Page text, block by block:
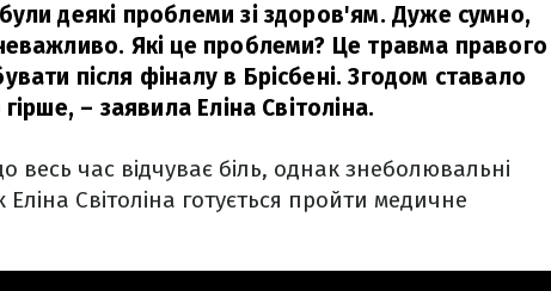
деякі проблеми зі здоров'ям. Дуже сумно,
Які це проблеми? Це травма правого
після фіналу в Брісбені. Згодом ставало
– заявила Еліна Світоліна.
час відчуває біль, однак знеболювальні
Світоліна готується пройти медичне